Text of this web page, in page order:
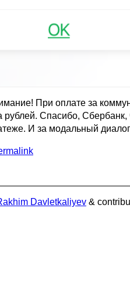
При оплате за
рублей. Спасибо,
И за модальный
Davletkaliyev &